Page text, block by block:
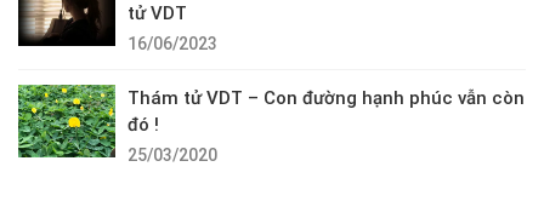
tử VDT
16/06/2023
Thám tử VDT – Con đường hạnh phúc vẫn còn
đó !
25/03/2020